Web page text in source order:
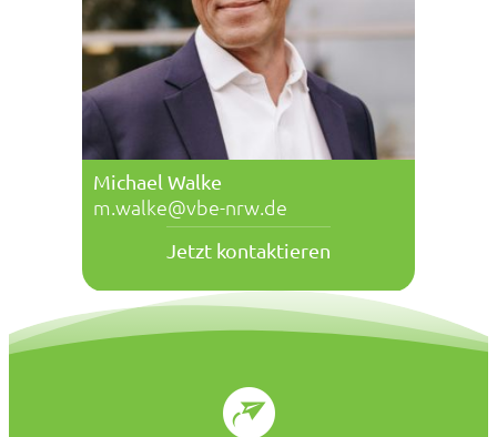
Michael Walke
m.walke@vbe-nrw.de
Jetzt kontaktieren